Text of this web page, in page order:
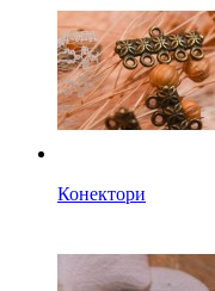
Конектори